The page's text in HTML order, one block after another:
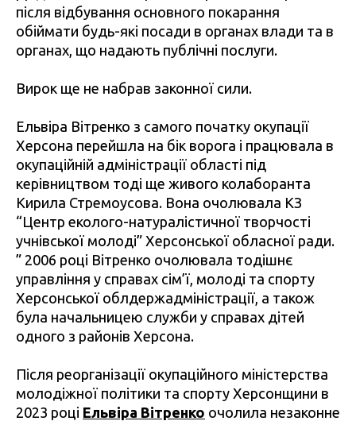
після відбування основного покарання
обіймати будь-які посади в органах влади та в
органах, що надають публічні послуги.
Вирок ще не набрав законної сили.
Ельвіра Вітренко з самого початку окупації
Херсона перейшла на бік ворога і працювала в
окупаційній адміністрації області під
керівництвом тоді ще живого колаборанта
Кирила Стремоусова. Вона очолювала КЗ
“Центр еколого-натуралістичної творчості
учнівської молоді” Херсонської обласної ради.
” 2006 році Вітренко очолювала тодішнє
управління у справах сім’ї, молоді та спорту
Херсонської облдержадміністрації, а також
була начальницею служби у справах дітей
одного з районів Херсона.
Після реорганізації окупаційного міністерства
молодіжної політики та спорту Херсонщини в
2023 році Ельвіра Вітренко очолила незаконне